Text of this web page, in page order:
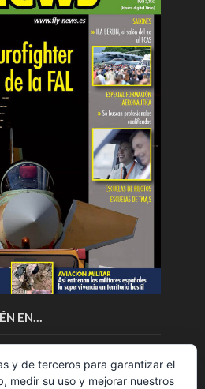
EN…
y de terceros para garantizar el
medir su uso y mejorar nuestros